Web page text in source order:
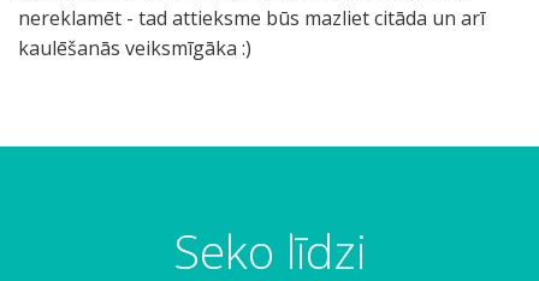
nereklamēt - tad attieksme būs mazliet citāda un arī
kaulēšanās veiksmīgāka :)
Seko līdzi